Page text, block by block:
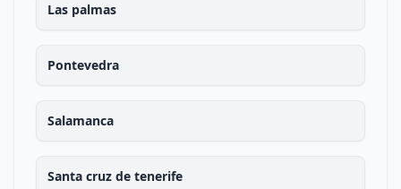
Las palmas
Pontevedra
Salamanca
Santa cruz de tenerife